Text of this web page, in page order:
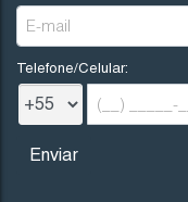
Telefone/Celular: